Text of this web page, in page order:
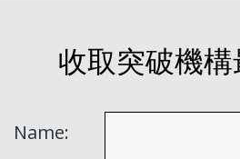
收取突破機
Name: